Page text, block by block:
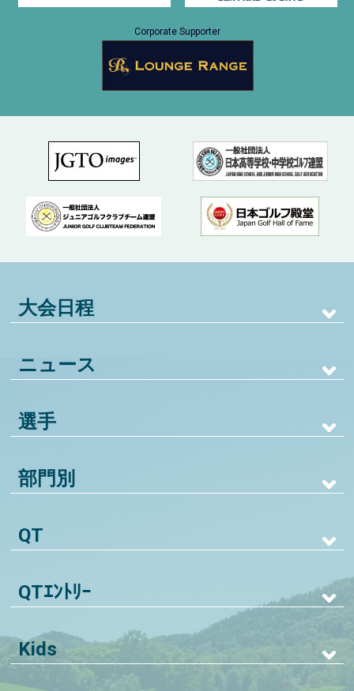
Corporate Supporter
大会日程
ニュース
選手
部門別
QT
QTｴﾝﾄﾘｰ
Kids